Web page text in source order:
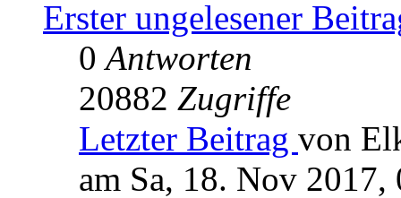
Erster ungelesener
0Antworten
20882 Zugriffe
Letzter Beitrag von
am Sa, 18. Nov 2017,